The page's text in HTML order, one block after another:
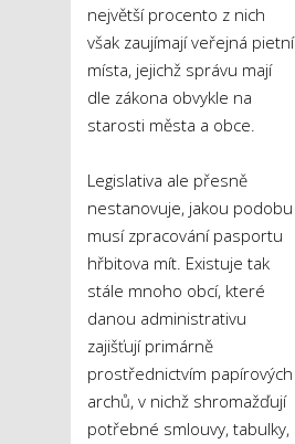
největší procento z nich
však zaujímají veřejná pietní
místa, jejichž správu mají
dle zákona obvykle na
starosti města a obce.
Legislativa ale přesně
nestanovuje, jakou podobu
musí zpracování pasportu
hřbitova mít. Existuje tak
stále mnoho obcí, které
danou administrativu
zajišťují primárně
prostřednictvím papírových
archů, v nichž shromažďují
potřebné smlouvy, tabulky,